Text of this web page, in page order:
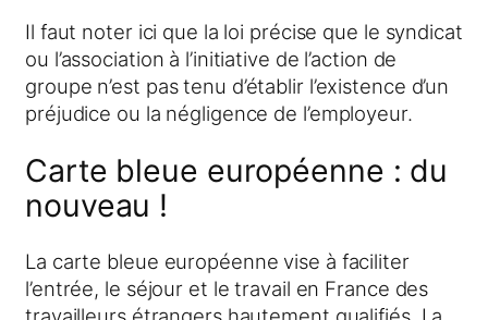
Il faut noter ici que la loi précise que le syndicat
ou l’association à l’initiative de l’action de
groupe n’est pas tenu d’établir l’existence d’un
préjudice ou la négligence de l’employeur.
Carte bleue européenne : du
nouveau !
La carte bleue européenne vise à faciliter
l’entrée, le séjour et le travail en France des